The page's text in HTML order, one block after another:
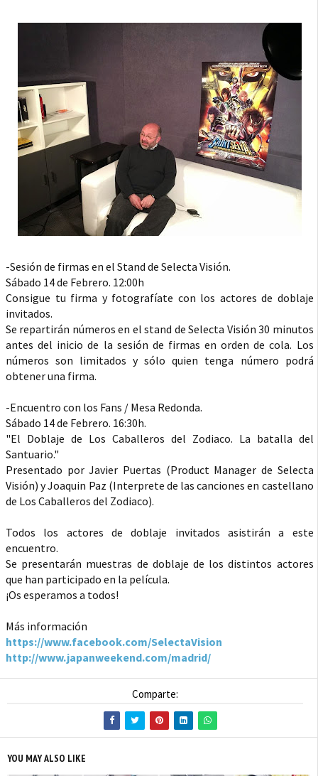
-Sesión de firmas en el Stand de Selecta Visión.
Sábado 14 de Febrero. 12:00h
Consigue tu firma y fotografíate con los actores de doblaje
invitados.
Se repartirán números en el stand de Selecta Visión 30 minutos
antes del inicio de la sesión de firmas en orden de cola. Los
números son limitados y sólo quien tenga número podrá
obtener una firma.
-Encuentro con los Fans / Mesa Redonda.
Sábado 14 de Febrero. 16:30h.
"El Doblaje de Los Caballeros del Zodiaco. La batalla del
Santuario."
Presentado por Javier Puertas (Product Manager de Selecta
Visión) y Joaquin Paz (Interprete de las canciones en castellano
de Los Caballeros del Zodiaco).
Todos los actores de doblaje invitados asistirán a este
encuentro.
Se presentarán muestras de doblaje de los distintos actores
que han participado en la película.
¡Os esperamos a todos!
Más información
https://www.facebook.com/SelectaVision
http://www.japanweekend.com/madrid/
Comparte:
YOU MAY ALSO LIKE